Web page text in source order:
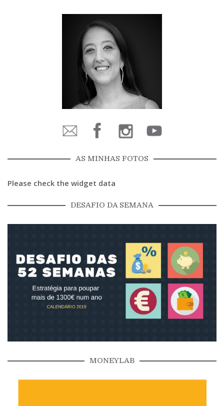
AS MINHAS FOTOS
Please check the widget data
DESAFIO DA SEMANA
MONEYLAB